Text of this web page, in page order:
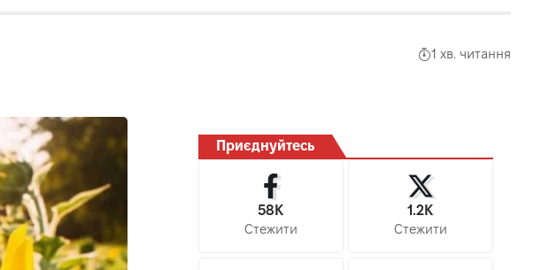
1 хв. читання
Приєднуйтесь
58K
Стежити
1.2K
Стежити